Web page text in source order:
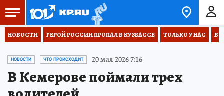
НОВОСТИ ГЕРОЙ РОССИИ ПРОПАЛ В КУЗБАССЕ ТОЛЬКО У НАС
НОВОСТИ ЧТО ПРОИСХОДИТ 20 мая 2026 7:16
В Кемерове поймали трех